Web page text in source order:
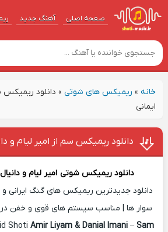
صفحه اصلی آهنگ‌ جدید
خانه» ریمیکس های شوتی» دانلود ریمیکس
ایمانی
دانلود ریمیکس سم از امیر لیام و
دانلود ریمیکس شوتی امیر لیام و
دانلود جدیدترین ریمیکس های گنگ ایرانی و
سوار ها | مناسب سیستم های قوی و خفن
Shoti Amir Liyam & Danial Imani – Sam